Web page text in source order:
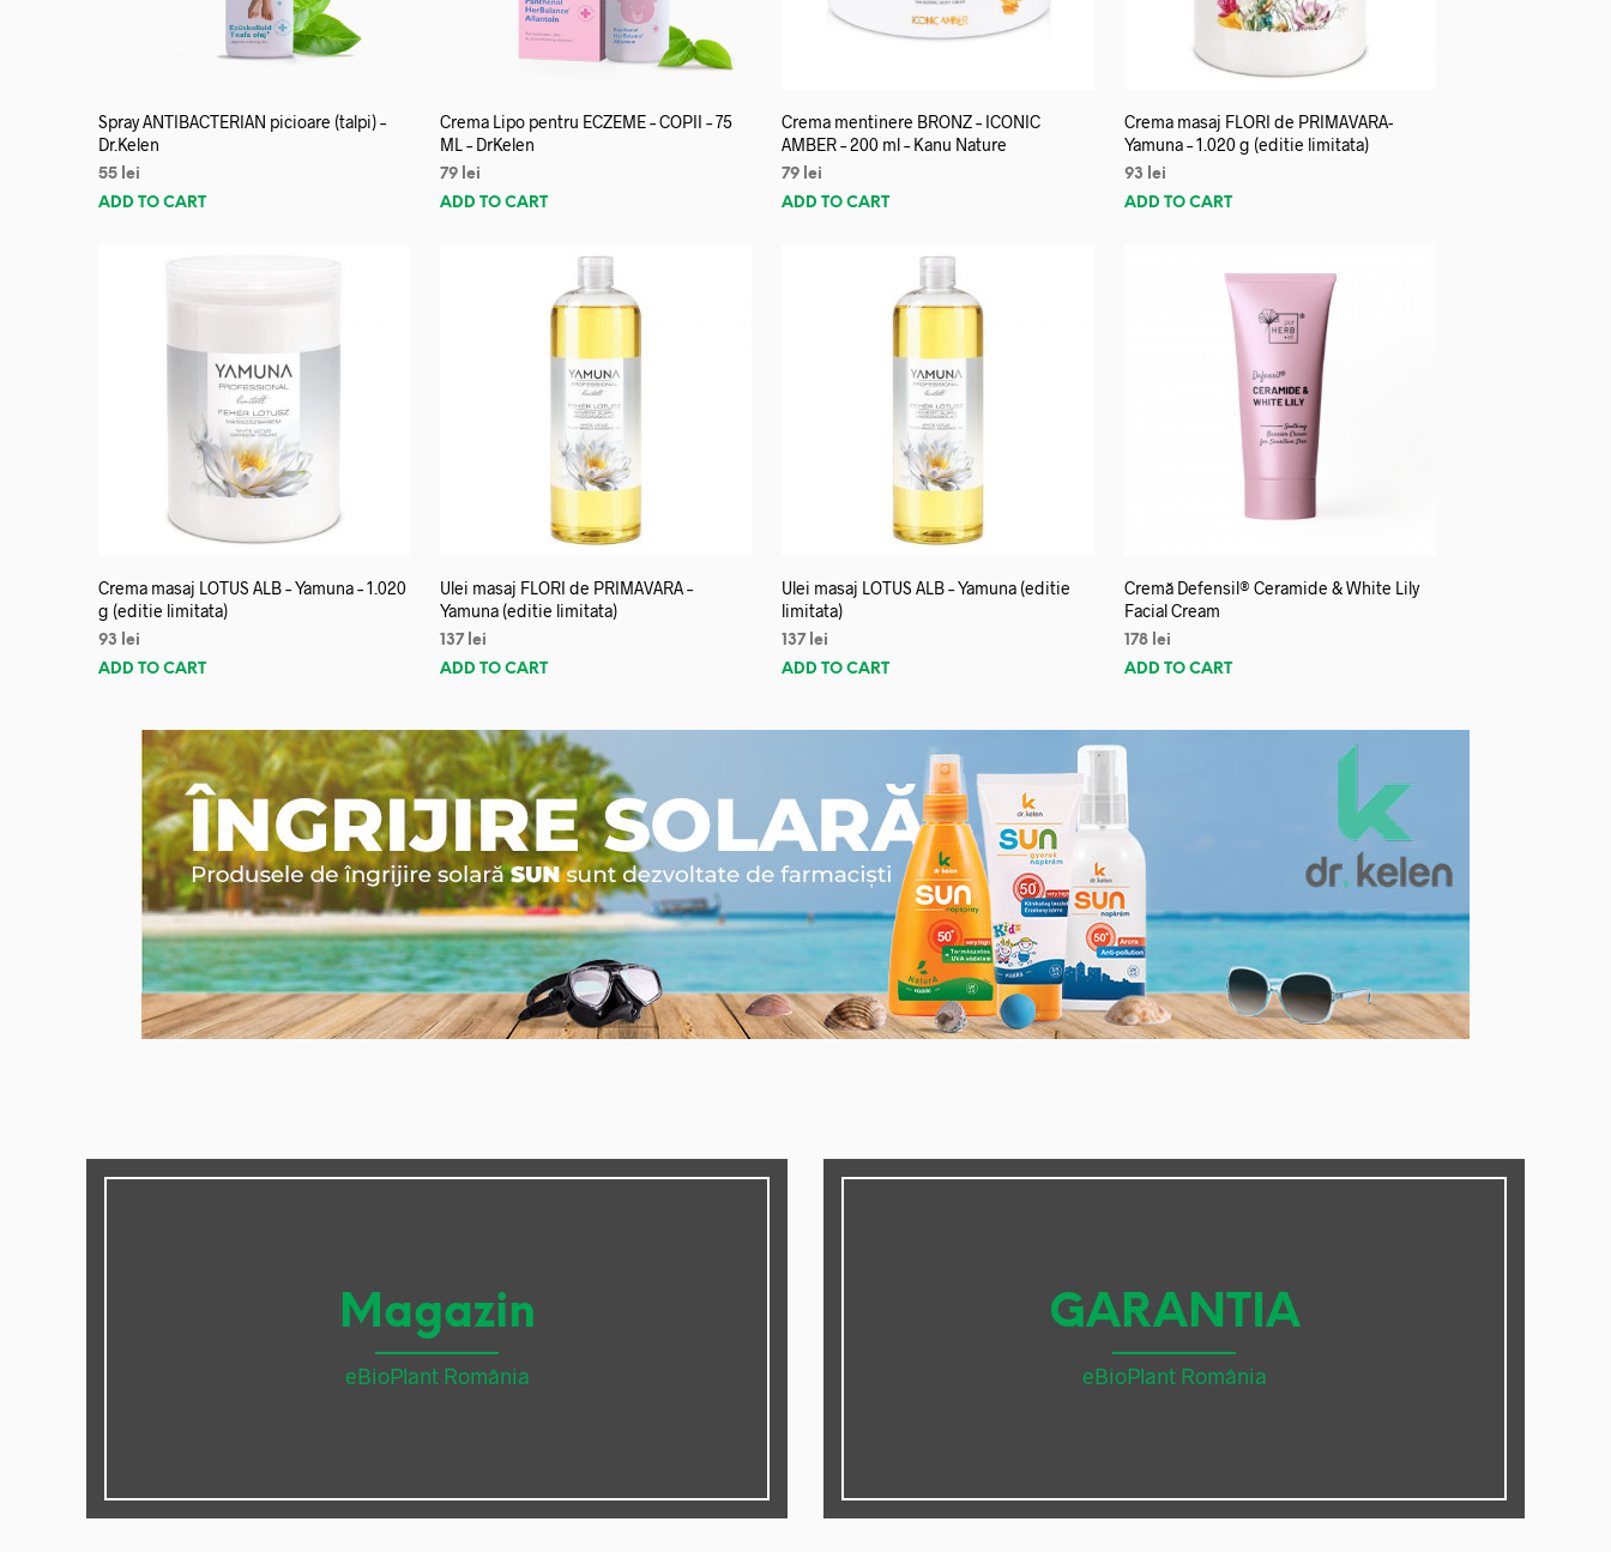
Spray ANTIBACTERIAN picioare (talpi) –
Dr.Kelen
55 lei
ADD TO CART
Crema Lipo pentru ECZEME – COPII – 75
ML – DrKelen
79 lei
ADD TO CART
Crema mentinere BRONZ – ICONIC
AMBER – 200 ml – Kanu Nature
79 lei
ADD TO CART
Crema masaj FLORI de PRIMAVARA-
Yamuna – 1.020 g (editie limitata)
93
lei
ADD TO CART
Crema masaj LOTUS ALB – Yamuna – 1.020
g (editie limitata)
93
lei
ADD TO CART
Ulei masaj FLORI de PRIMAVARA –
Yamuna (editie limitata)
137 lei
ADD TO CART
Ulei masaj LOTUS ALB – Yamuna (editie
limitata)
137 lei
ADD TO CART
Cremă Defensil® Ceramide & White Lily
Facial Cream
178 lei
ADD TO CART
Magazin
eBioPlant România
GARANTIA
eBioPlant România